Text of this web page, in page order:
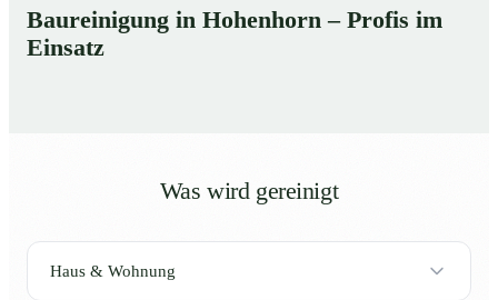
Baureinigung in Hohenhorn – Profis im
Einsatz
Was wird gereinigt
Haus & Wohnung